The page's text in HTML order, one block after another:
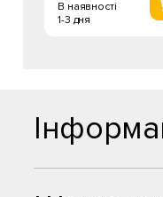
В наявності
1-3 дня